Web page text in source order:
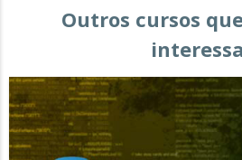
Outros cursos